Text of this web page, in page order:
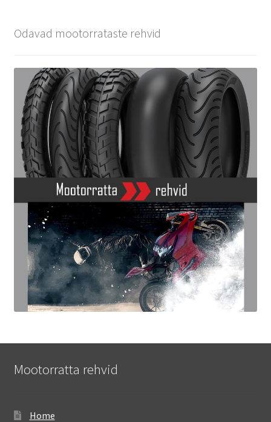
Odavad mootorrataste rehvid
Mootorratta rehvid
Home